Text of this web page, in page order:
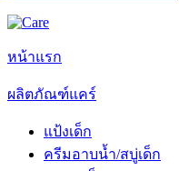
หน้าแรก
ผลิตภัณฑ์แคร์
แป้งเด็ก
ครีมอาบน้ำ/สบู่เด็ก